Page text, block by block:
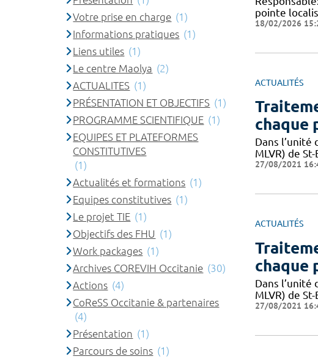
pointe
18/02/2026
ACTUALITÉS
chaque
Dans
MLVR) de
27/08/2021
ACTUALITÉS
chaque
Dans
MLVR) de
27/08/2021
Votre prise en charge (1)
Informations pratiques (1)
Liens utiles (1)
Le centre Maolya (2)
ACTUALITES (1)
PRÉSENTATION ET OBJECTIFS (1)
PROGRAMME SCIENTIFIQUE (1)
EQUIPES ET PLATEFORMES
CONSTITUTIVES
(1)
Actualités et formations (1)
Equipes constitutives (1)
Le projet TIE (1)
Objectifs des FHU (1)
Work packages (1)
Archives COREVIH Occitanie (30)
Actions (4)
CoReSS Occitanie & partenaires
(4)
Présentation (1)
Parcours de soins (1)